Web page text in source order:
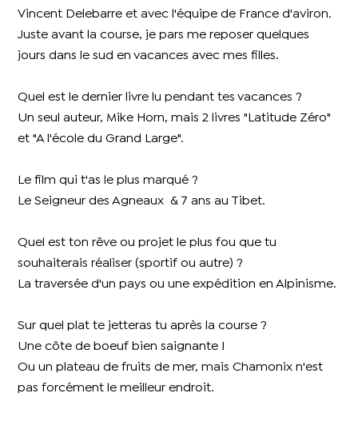
Vincent Delebarre et avec l'équipe de France d'aviron.
Juste avant la course, je pars me reposer quelques
jours dans le sud en vacances avec mes filles.
Quel est le dernier livre lu pendant tes vacances ?
Un seul auteur, Mike Horn, mais 2 livres "Latitude Zéro"
et "A l'école du Grand Large".
Le film qui t'as le plus marqué ?
Le Seigneur des Agneaux & 7 ans au Tibet.
Quel est ton rêve ou projet le plus fou que tu
souhaiterais réaliser (sportif ou autre) ?
La traversée d'un pays ou une expédition en Alpinisme.
Sur quel plat te jetteras tu après la course ?
Une côte de boeuf bien saignante !
Ou un plateau de fruits de mer, mais Chamonix n'est
pas forcément le meilleur endroit.